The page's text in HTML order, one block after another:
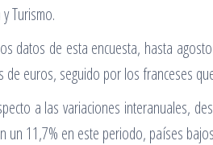
Turismo.
datos de esta encuesta, hasta
de euros, seguido por los franceses
a las variaciones interanuales,
un 11,7% en este periodo, países